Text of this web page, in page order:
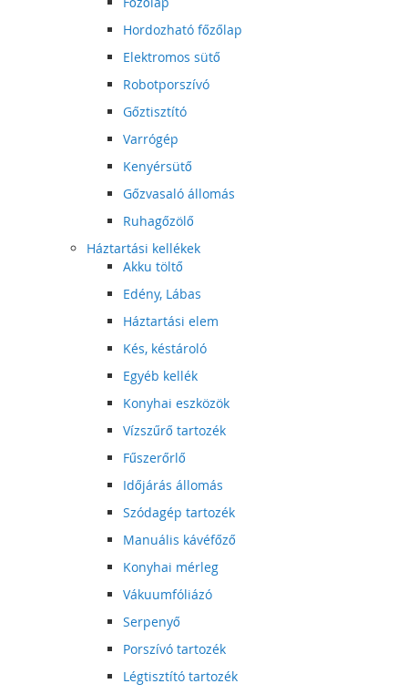
Hordozható főzőlap
Elektromos sütő
Robotporszívó
Gőztisztító
Varrógép
Kenyérsütő
Gőzvasaló állomás
Ruhagőzölő
Háztartási kellékek
Akku töltő
Edény, Lábas
Háztartási elem
Kés, késtároló
Egyéb kellék
Konyhai eszközök
Vízszűrő tartozék
Fűszerőrlő
Időjárás állomás
Szódagép tartozék
Manuális kávéfőző
Konyhai mérleg
Vákuumfóliázó
Serpenyő
Porszívó tartozék
Légtisztító tartozék